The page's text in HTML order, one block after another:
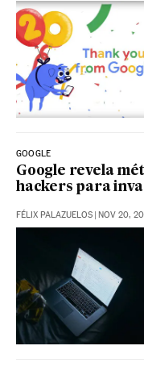
GOOGLE
Google revela
hackers para
FÉLIX PALAZUELOS NOV 20,